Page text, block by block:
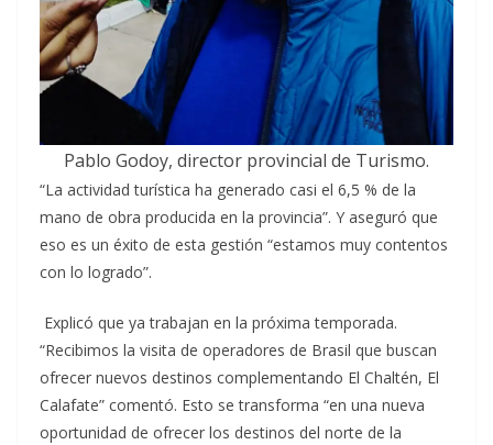
Pablo Godoy, director provincial de Turismo.
“La actividad turística ha generado casi el 6,5 % de la
mano de obra producida en la provincia”. Y aseguró que
eso es un éxito de esta gestión “estamos muy contentos
con lo logrado”.
Explicó que ya trabajan en la próxima temporada.
“Recibimos la visita de operadores de Brasil que buscan
ofrecer nuevos destinos complementando El Chaltén, El
Calafate” comentó. Esto se transforma “en una nueva
oportunidad de ofrecer los destinos del norte de la